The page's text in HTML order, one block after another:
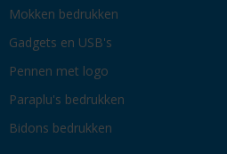
Mokken bedrukken
Gadgets en USB's
Pennen met logo
Paraplu's bedrukken
Bidons bedrukken